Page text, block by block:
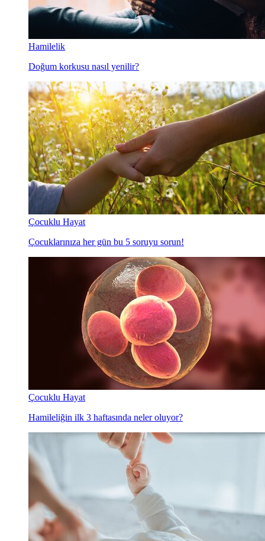
Hamilelik
Doğum korkusu nasıl yenilir?
Çocuklu Hayat
Çocuklarınıza her gün bu 5 soruyu sorun!
Çocuklu Hayat
Hamileliğin ilk 3 haftasında neler oluyor?